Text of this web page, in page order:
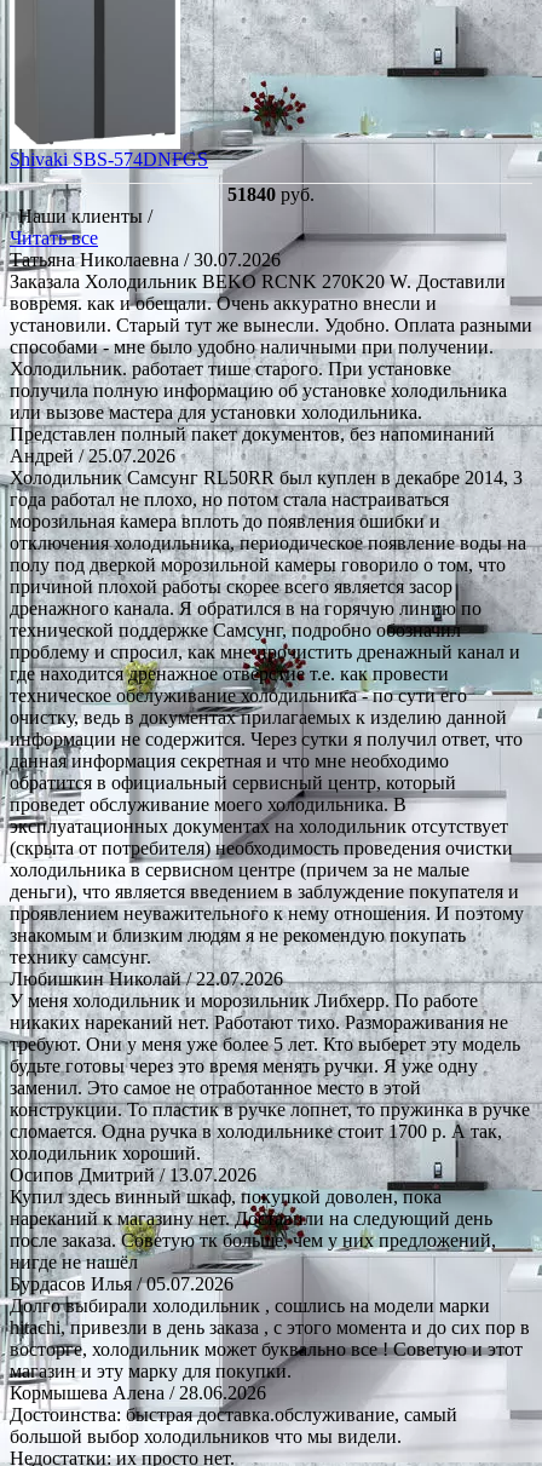
Shivaki SBS-574DNFGS
51840 руб.
Наши клиенты /
Читать все
Татьяна Николаевна / 30.07.2026
Заказала Холодильник BEKO RCNK 270K20 W. Доставили
вовремя. как и обещали. Очень аккуратно внесли и
установили. Старый тут же вынесли. Удобно. Оплата разными
способами - мне было удобно наличными при получении.
Холодильник. работает тише старого. При установке
получила полную информацию об установке холодильника
или вызове мастера для установки холодильника.
Представлен полный пакет документов, без напоминаний
Андрей/ 25.07.2026
Холодильник Самсунг RL50RR был куплен в декабре 2014, 3
года работал не плохо, но потом стала настраиваться
морозильная камера вплоть до появления ошибки и
отключения холодильника, периодическое появление воды на
полу под дверкой морозильной камеры говорило о том, что
причиной плохой работы скорее всего является засор
дренажного канала. Я обратился в на горячую линию по
технической поддержке Самсунг, подробно обозначил
проблему и спросил, как мне прочистить дренажный канал и
где находится дренажное отверстие т.е. как провести
техническое обслуживание холодильника - по сути его
очистку, ведь в документах прилагаемых к изделию данной
информации не содержится. Через сутки я получил ответ, что
данная информация секретная и что мне необходимо
обратится в официальный сервисный центр, который
проведет обслуживание моего холодильника. В
эксплуатационных документах на холодильник отсутствует
(скрыта от потребителя) необходимость проведения очистки
холодильника в сервисном центре (причем за не малые
деньги), что является введением в заблуждение покупателя и
проявлением неуважительного к нему отношения. И поэтому
знакомым и близким людям я не рекомендую покупать
технику самсунг.
Любишкин Николай/ 22.07.2026
У меня холодильник и морозильник Либхерр. По работе
никаких нареканий нет. Работают тихо. Размораживания не
требуют. Они у меня уже более 5 лет. Кто выберет эту модель
будьте готовы через это время менять ручки. Я уже одну
заменил. Это самое не отработанное место в этой
конструкции. То пластик в ручке лопнет, то пружинка в ручке
сломается. Одна ручка в холодильнике стоит 1700 р. А так,
холодильник хороший.
Осипов Дмитрий/ 13.07.2026
Купил здесь винный шкаф, покупкой доволен, пока
нареканий к магазину нет. Доставили на следующий день
после заказа. Советую тк больше, чем у них предложений,
нигде не нашёл
Бурдасов Илья / 05.07.2026
Долго выбирали холодильник , сошлись на модели марки
hitachi, привезли в день заказа , с этого момента и до сих пор в
восторге, холодильник может буквально все ! Советую и этот
магазин и эту марку для покупки.
Кормышева Алена / 28.06.2026
Достоинства: быстрая доставка.обслуживание, самый
большой выбор холодильников что мы видели.
Недостатки: их просто нет.